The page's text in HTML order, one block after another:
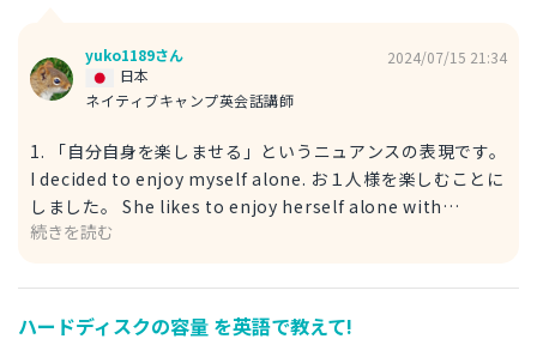
yuko1189さん
ネイティブキャンプ英会話講師
日本
2024/07/15 21:34
1. 「自分自身を楽しませる」というニュアンスの表現です。
I decided to enjoy myself alone. お１人様を楽しむことに
しました。 She likes to enjoy herself alone with
karaoke. 彼女は一人でカラオケを楽しむことが好きです。
enjoy のあとは ～ing の形になりますのでお気をつけくだ
さい。 I enjoy spending time alone on weekends. 週末
は一人時間を楽しみます。 I believe that enjoy spending
続きを読む
ハードディスクの容量 を英語で教えて!